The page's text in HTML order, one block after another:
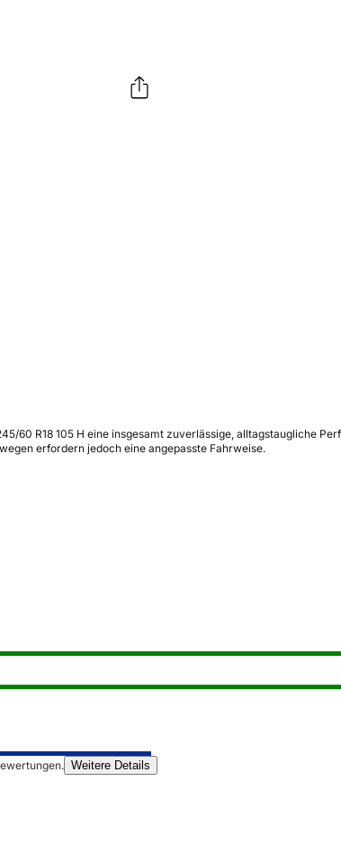
60 R18 105 H eine insgesamt zuverlässige, alltagstaugliche
erfordern jedoch eine angepasste Fahrweise.
Weitere Details